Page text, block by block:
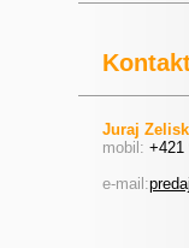
Juraj
mobil: +421
e-mail: